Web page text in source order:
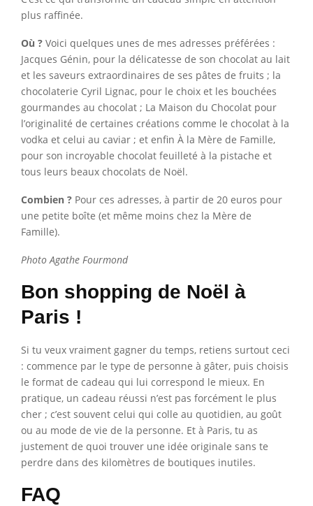
plus raffinée.
Où ? Voici quelques unes de mes adresses préférées :
Jacques Génin, pour la délicatesse de son chocolat au lait
et les saveurs extraordinaires de ses pâtes de fruits ; la
chocolaterie Cyril Lignac, pour le choix et les bouchées
gourmandes au chocolat ; La Maison du Chocolat pour
l’originalité de certaines créations comme le chocolat à la
vodka et celui au caviar ; et enfin À la Mère de Famille,
pour son incroyable chocolat feuilleté à la pistache et
tous leurs beaux chocolats de Noël.
Combien ? Pour ces adresses, à partir de 20 euros pour
une petite boîte (et même moins chez la Mère de
Famille).
Photo Agathe Fourmond
Bon shopping de Noël à
Paris !
Si tu veux vraiment gagner du temps, retiens surtout ceci
: commence par le type de personne à gâter, puis choisis
le format de cadeau qui lui correspond le mieux. En
pratique, un cadeau réussi n’est pas forcément le plus
cher ; c’est souvent celui qui colle au quotidien, au goût
ou au mode de vie de la personne. Et à Paris, tu as
justement de quoi trouver une idée originale sans te
perdre dans des kilomètres de boutiques inutiles.
FAQ